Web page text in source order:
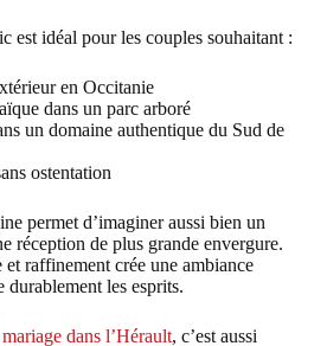
est idéal pour les couples souhaitant :
en Occitanie
dans un parc arboré
un domaine authentique du Sud de
ostentation
permet d’imaginer aussi bien un
réception de plus grande envergure.
raffinement crée une ambiance
durablement les esprits.
dans l’Hérault, c’est aussi